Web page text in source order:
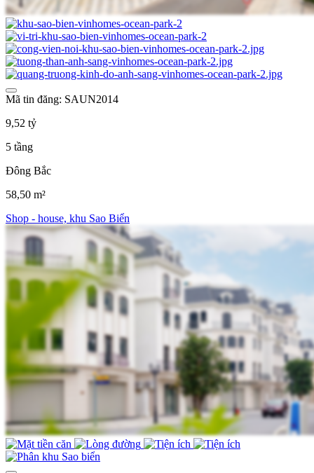
Mã tin đăng: SAUN2014
9,52 tỷ
5 tầng
Đông Bắc
58,50 m²
Shop - house, khu Sao Biển